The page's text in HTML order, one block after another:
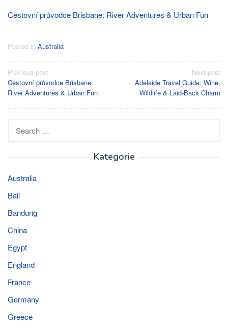
Cestovní průvodce Brisbane: River Adventures & Urban Fun
Posted in Australia
Post
navigation
Previous post
Cestovní průvodce Brisbane:
River Adventures & Urban Fun
Next post
Adelaide Travel Guide: Wine,
Wildlife & Laid-Back Charm
Kategorie
Australia
Bali
Bandung
China
Egypt
England
France
Germany
Greece